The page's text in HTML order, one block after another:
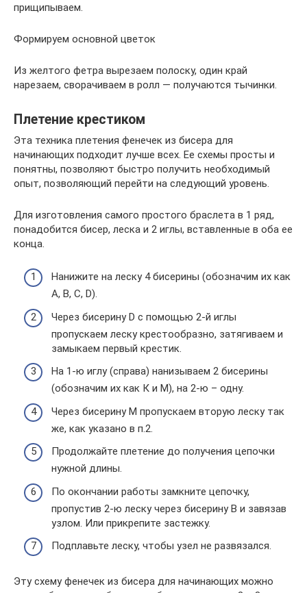
прищипываем.
Формируем основной цветок
Из желтого фетра вырезаем полоску, один край
нарезаем, сворачиваем в ролл — получаются тычинки.
Плетение крестиком
Эта техника плетения фенечек из бисера для
начинающих подходит лучше всех. Ее схемы просты и
понятны, позволяют быстро получить необходимый
опыт, позволяющий перейти на следующий уровень.
Для изготовления самого простого браслета в 1 ряд,
понадобится бисер, леска и 2 иглы, вставленные в оба ее
конца.
Нанижите на леску 4 бисерины (обозначим их как
А, В, С, D).
Через бисерину D с помощью 2-й иглы
пропускаем леску крестообразно, затягиваем и
замыкаем первый крестик.
На 1-ю иглу (справа) нанизываем 2 бисерины
(обозначим их как К и М), на 2-ю – одну.
Через бисерину М пропускаем вторую леску так
же, как указано в п.2.
Продолжайте плетение до получения цепочки
нужной длины.
По окончании работы замкните цепочку,
пропустив 2-ю леску через бисерину В и завязав
узлом. Или прикрепите застежку.
Подплавьте леску, чтобы узел не развязался.
Эту схему фенечек из бисера для начинающих можно